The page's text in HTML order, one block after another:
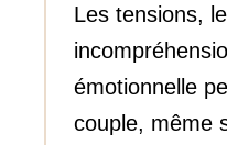
Les tensions,
émotionnelle
couple, même